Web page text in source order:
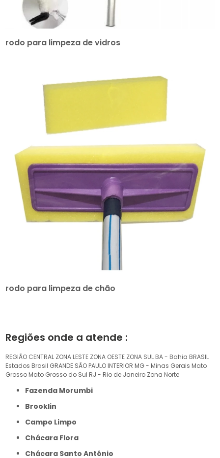
rodo para limpeza de vidros
rodo para limpeza de chão
Regiões onde a atende :
REGIÃO CENTRAL ZONA LESTE ZONA OESTE ZONA SUL BA - Bahia BRASIL
Estados Brasil GRANDE SÃO PAULO INTERIOR MG - Minas Gerais Mato
Grosso Mato Grosso do Sul RJ - Rio de Janeiro Zona Norte
Fazenda Morumbi
Brooklin
Campo Limpo
Chácara Flora
Chácara Santo Antônio